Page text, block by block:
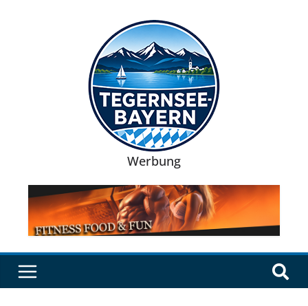
Werbung